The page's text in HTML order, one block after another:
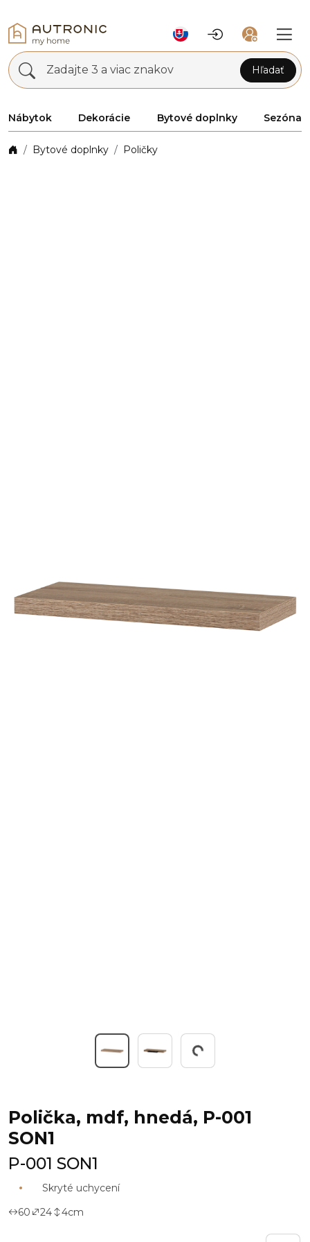
Zadajte 3 a viac znakov Hľadať
Nábytok Dekorácie Bytové doplnky Sezóna
Bytové doplnky Poličky
Working...
Polička, mdf, hnedá, P-001
SON1
P-001 SON1
Skryté uchycení
60
24 4cm